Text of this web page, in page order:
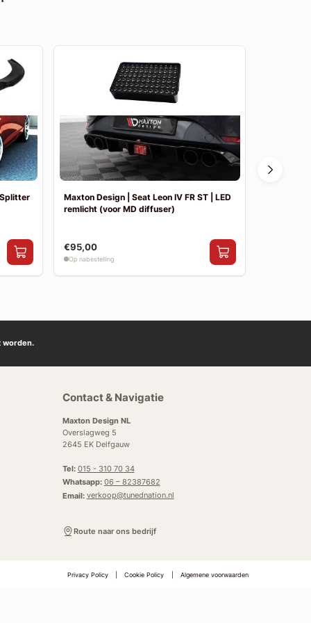
Maxton Design | Seat Leon IV FR ST | LED
remlicht (voor MD diffuser)
€95,00
Op nabestelling
worden.
Contact & Navigatie
Maxton Design NL
Overslagweg 5
2645 EK Delfgauw
Tel: 015 - 310 70 34
Whatsapp: 06 – 82387682
Email: verkoop@tunednation.nl
Route naar ons bedrijf
Privacy Policy Cookie Policy Algemene voorwaarden